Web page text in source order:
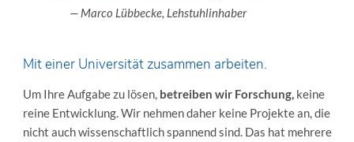
— Marco Lübbecke, Lehstuhlinhaber
Mit einer Universität zusammen arbeiten.
Um Ihre Aufgabe zu lösen, betreiben wir Forschung,keine
reine Entwicklung. Wir nehmen daher keine Projekte an, die
nicht auch wissenschaftlich spannend sind. Das hat mehrere